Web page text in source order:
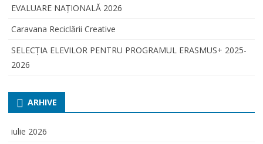
EVALUARE NAŢIONALĂ 2026
Caravana Reciclării Creative
SELECŢIA ELEVILOR PENTRU PROGRAMUL ERASMUS+ 2025-
2026
ARHIVE
iulie 2026